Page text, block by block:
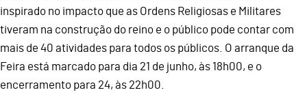
inspirado no impacto que as Ordens Religiosas e Militares
tiveram na construção do reino e o público pode contar com
mais de 40 atividades para todos os públicos. O arranque da
Feira está marcado para dia 21 de junho, às 18h00, e o
encerramento para 24, às 22h00.